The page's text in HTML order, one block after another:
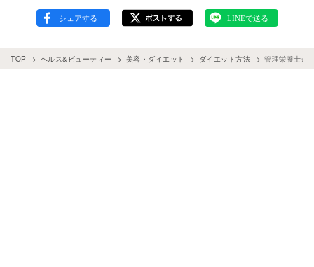
TOP ヘルス&ビューティー 美容・ダイエット ダイエット方法 管理栄養士が